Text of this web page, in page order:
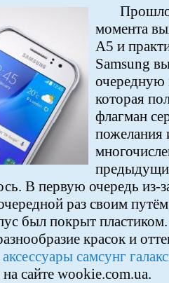
Прошло
момента
A5 и
Samsung
очередную
которая
флагман
пожелания
В первую очередь из-
раз своим путём,
был покрыт
красок и
аксессуары самсунг
сайте wookie.com.ua.